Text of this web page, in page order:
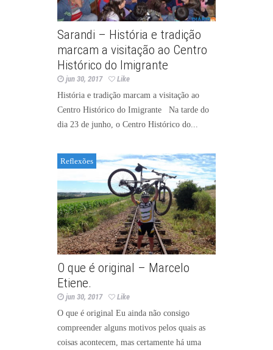
Sarandi – História e tradição
marcam a visitação ao Centro
Histórico do Imigrante
jun 30, 2017
Like
História e tradição marcam a visitação ao
Centro Histórico do Imigrante Na tarde do
dia 23 de junho, o Centro Histórico do...
Reflexões
O que é original – Marcelo
Etiene.
jun 30, 2017
Like
O que é original Eu ainda não consigo
compreender alguns motivos pelos quais as
coisas acontecem, mas certamente há uma